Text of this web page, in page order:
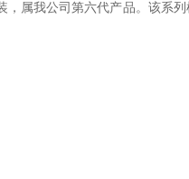
属我公司第六代产品。该系列